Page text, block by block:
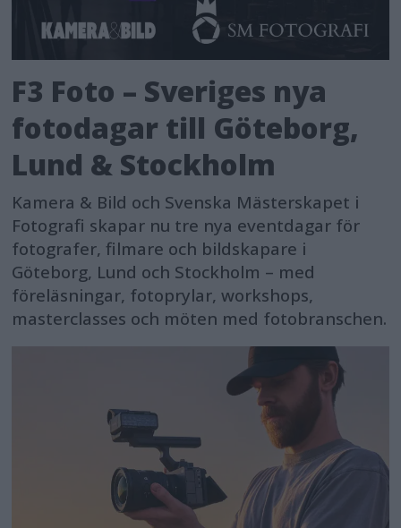
F3 Foto – Sveriges nya
fotodagar till Göteborg,
Lund & Stockholm
Kamera & Bild och Svenska Mästerskapet i
Fotografi skapar nu tre nya eventdagar för
fotografer, filmare och bildskapare i
Göteborg, Lund och Stockholm – med
föreläsningar, fotoprylar, workshops,
masterclasses och möten med fotobranschen.